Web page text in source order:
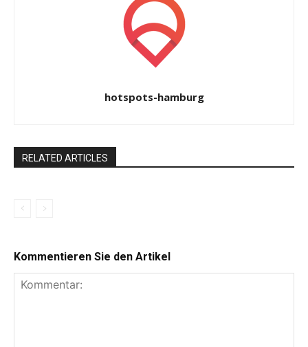
hotspots-hamburg
RELATED ARTICLES
Kommentieren Sie den Artikel